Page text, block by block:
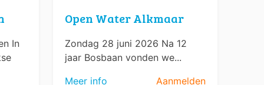
In
Open Water Alkmaar
Zondag 28 juni 2026 Na 12
jaar Bosbaan vonden we...
Meer info
Aanmelden